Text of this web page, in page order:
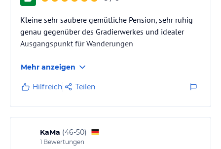
Kleine sehr saubere gemütliche Pension, sehr ruhig
genau gegenüber des Gradierwerkes und idealer
Ausgangspunkt für Wanderungen
Mehr anzeigen
Hilfreich Teilen
KaMa (46-50)
1 Bewertungen